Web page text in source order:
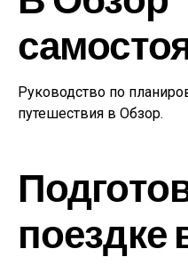
Руководство по
путешествия в Обзор.
поездке